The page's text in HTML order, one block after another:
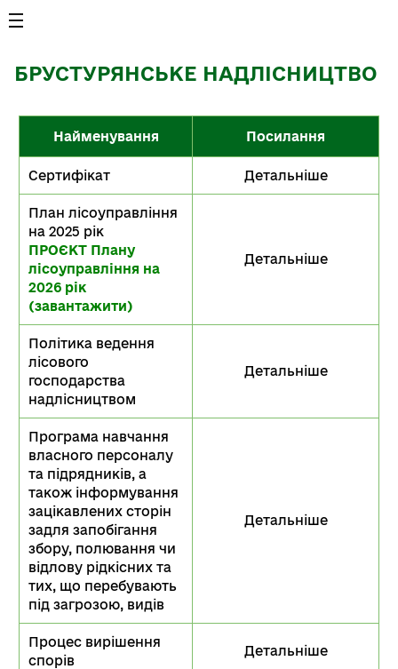
БРУСТУРЯНСЬКЕ НАДЛІСНИЦТВО
Найменування Посилання
Сертифікат Детальніше
План лісоуправління
на 2025 рік
ПРОЄКТ Плану
лісоуправління на
2026 рік
(завантажити)
Детальніше
Політика ведення
лісового
господарства
надлісництвом
Детальніше
Програма навчання
власного персоналу
та підрядників, а
також інформування
зацікавлених сторін
задля запобігання
збору, полювання чи
відлову рідкісних та
тих, що перебувають
під загрозою, видів
Детальніше
Процес вирішення
спорів
Детальніше